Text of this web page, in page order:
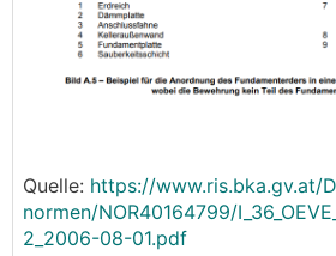
Quelle: https://www.ris.bka.gv.at/
normen/NOR40164799/
2_2006-08-01.pdf